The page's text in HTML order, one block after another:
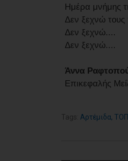
Ημέρα μνήμης
Δεν ξεχνώ
Δεν ξεχνώ....
Δεν ξεχνώ....
Άννα
Επικεφαλής
Tags: Αρτέμιδα,